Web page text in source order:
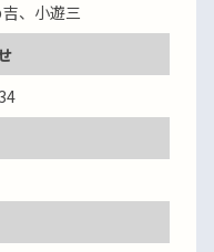
、小遊三